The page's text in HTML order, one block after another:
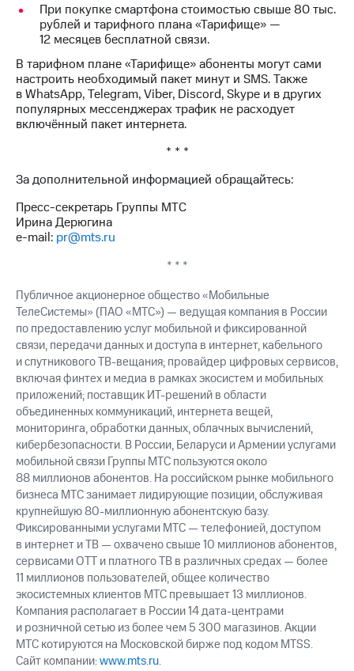
Акционерный
капитал
Контроль
и
аудит
Рынок
акций
Описание
Порядок
акций
Дивиденды
Рынок
Еврооблигации-2023
Уведомление
о
погашении
именных
облигаций
Другое
Регистратор
Реквизиты
Контакты
развитие
деловая этика
На главную
При покупке смартфона стоимостью свыше 80 тыс.
рублей и тарифного плана «Тарифище» —
12 месяцев бесплатной связи.
В тарифном плане «Тарифище» абоненты могут сами
настроить необходимый пакет минут и SMS. Также
в WhatsApp, Telegram, Viber, Discord, Skype и в других
популярных мессенджерах трафик не расходует
включённый пакет интернета.
* * *
За дополнительной информацией обращайтесь:
Пресс-секретарь Группы МТС
Ирина Дерюгина
e-mail: pr@mts.ru
* * *
Публичное акционерное общество «Мобильные
ТелеСистемы» (ПАО «МТС») — ведущая компания в России
по предоставлению услуг мобильной и фиксированной
связи, передачи данных и доступа в интернет, кабельного
и спутниковогоТВ-вещания;провайдер цифровых сервисов,
включая финтех и медиа в рамках экосистем и мобильных
приложений; поставщикИТ-решенийв области
объединенных коммуникаций, интернета вещей,
мониторинга, обработки данных, облачных вычислений,
кибербезопасности. В России, Беларуси и Армении услугами
мобильной связи Группы МТС пользуются около
88 миллионов абонентов. На российском рынке мобильного
бизнеса МТС занимает лидирующие позиции, обслуживая
крупнейшую80-миллионнуюабонентскую базу.
Фиксированными услугами МТС — телефонией, доступом
в интернет и ТВ — охвачено свыше 10 миллионов абонентов,
сервисами OTT и платного ТВ в различных средах — более
11 миллионов пользователей, общее количество
экосистемных клиентов МТС превышает 13 миллионов.
Компания располагает в России 14 дата-центрами
и розничной сетью из более чем 5 300 магазинов. Акции
МТС котируются на Московской бирже под кодом MTSS.
Сайт компании:www.mts.ru.